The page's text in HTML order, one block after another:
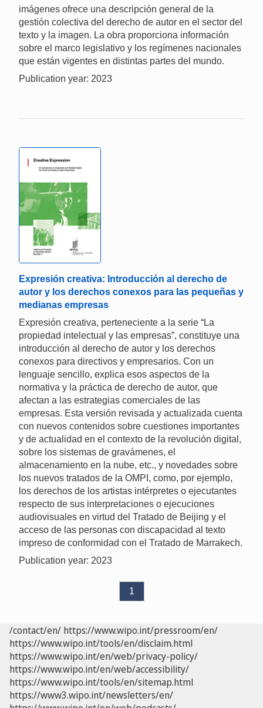
imágenes ofrece una descripción general de la
gestión colectiva del derecho de autor en el sector del
texto y la imagen. La obra proporciona información
sobre el marco legislativo y los regímenes nacionales
que están vigentes en distintas partes del mundo.
Publication year: 2023
Expresión creativa: Introducción al derecho de
autor y los derechos conexos para las pequeñas y
medianas empresas
Expresión creativa, perteneciente a la serie “La
propiedad intelectual y las empresas”, constituye una
introducción al derecho de autor y los derechos
conexos para directivos y empresarios. Con un
lenguaje sencillo, explica esos aspectos de la
normativa y la práctica de derecho de autor, que
afectan a las estrategias comerciales de las
empresas. Esta versión revisada y actualizada cuenta
con nuevos contenidos sobre cuestiones importantes
y de actualidad en el contexto de la revolución digital,
sobre los sistemas de gravámenes, el
almacenamiento en la nube, etc., y novedades sobre
los nuevos tratados de la OMPI, como, por ejemplo,
los derechos de los artistas intérpretes o ejecutantes
respecto de sus interpretaciones o ejecuciones
audiovisuales en virtud del Tratado de Beijing y el
acceso de las personas con discapacidad al texto
impreso de conformidad con el Tratado de Marrakech.
Publication year: 2023
1
/contact/en/ https://www.wipo.int/pressroom/en/
https://www.wipo.int/tools/en/disclaim.html
https://www.wipo.int/en/web/privacy-policy/
https://www.wipo.int/en/web/accessibility/
https://www.wipo.int/tools/en/sitemap.html
https://www3.wipo.int/newsletters/en/